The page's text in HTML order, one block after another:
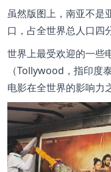
虽然版图上，南亚不是
口，占全世界总人口四
世界上最受欢迎的一些
（Tollywood，指印度
电影在全世界的影响力